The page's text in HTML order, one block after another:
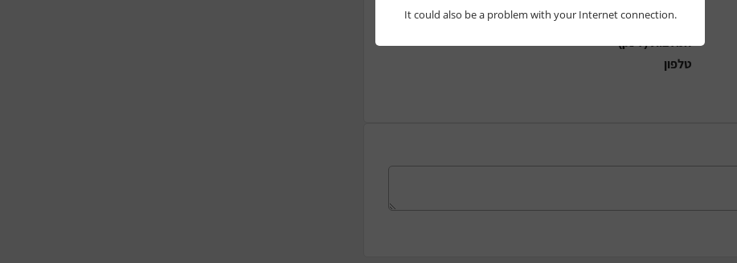
המלצות (לינק)
טלפון
FacebookTwitter Email
It could also be a problem with your Internet connection.